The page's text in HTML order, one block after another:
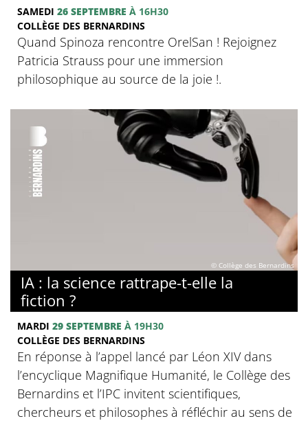
SAMEDI 26 SEPTEMBRE À 16H30
COLLÈGE DES BERNARDINS
Quand Spinoza rencontre OrelSan ! Rejoignez
Patricia Strauss pour une immersion
philosophique au source de la joie !.
© Collège des Bernardins
IA : la science rattrape-t-elle la
fiction ?
MARDI 29 SEPTEMBRE À 19H30
COLLÈGE DES BERNARDINS
En réponse à l’appel lancé par Léon XIV dans
l’encyclique Magnifique Humanité, le Collège des
Bernardins et l’IPC invitent scientifiques,
chercheurs et philosophes à réfléchir au sens de